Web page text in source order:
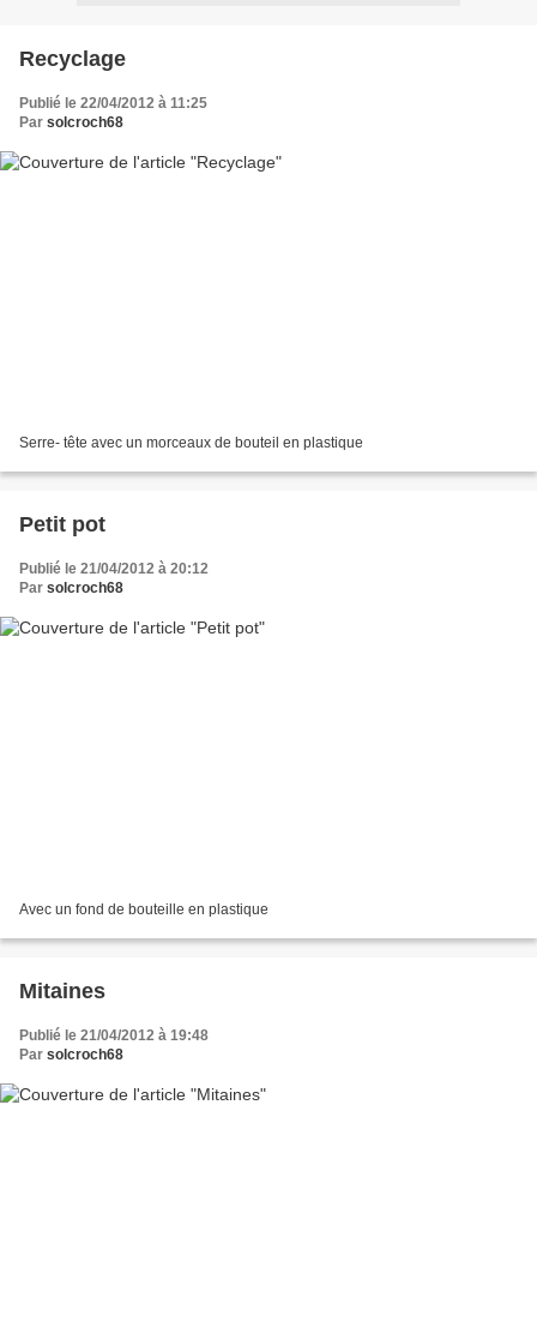
Recyclage
Publié le 22/04/2012 à 11:25
Par solcroch68
Serre- tête avec un morceaux de bouteil en plastique
Petit pot
Publié le 21/04/2012 à 20:12
Par solcroch68
Avec un fond de bouteille en plastique
Mitaines
Publié le 21/04/2012 à 19:48
Par solcroch68